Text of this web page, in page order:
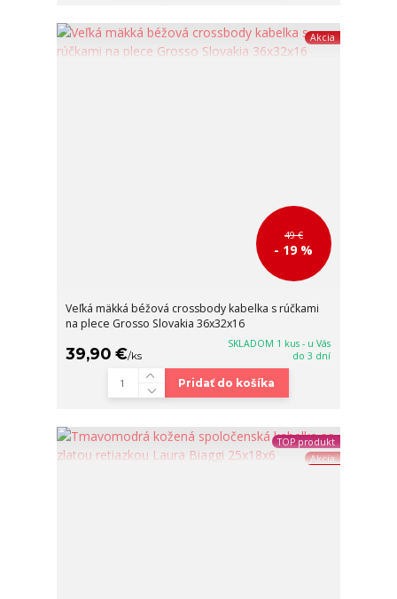
Akcia
49 €
- 19 %
Veľká mäkká béžová crossbody kabelka s rúčkami
na plece Grosso Slovakia 36x32x16
39,90 €/ks
SKLADOM 1 kus - u Vás
do 3 dní
Pridať do košíka
TOP produkt
Akcia